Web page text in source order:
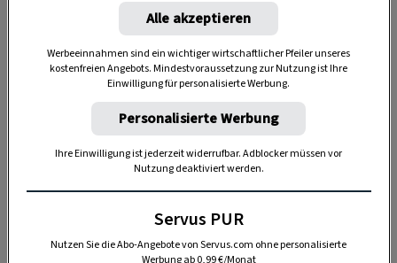
immer unterschiedlich, wie lange der
Fasching dauert. Der Aschermittwoch hängt
nämlich vom beweglichen Ostern ab und ist
immer der 46. Tag vor Ostern.
Höhepunkt des Faschingsist in der
letzten Woche vor Aschermittwoch. Der
„schmutzige Donnerstag“ – schmutzig kommt
im Fasching beliebt waren – ist die
Weiberfastnacht, bei der Frauen die Hosen
Alle akzeptieren
Werbeeinnahmen sind ein wichtiger wirtschaftlicher Pfeiler unseres
kostenfreien Angebots. Mindestvoraussetzung zur Nutzung ist Ihre
Einwilligung für personalisierte Werbung.
Personalisierte Werbung
Ihre Einwilligung ist jederzeit widerrufbar. Adblocker müssen vor
Nutzung deaktiviert werden.
Servus PUR
Nutzen Sie die Abo-Angebote von Servus.com ohne personalisierte